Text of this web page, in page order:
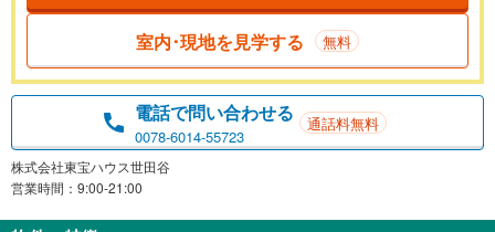
室内･現地を見学する 無料
電話で問い合わせる
0078-6014-55723
通話料無料
株式会社東宝ハウス世田谷
営業時間：9:00-21:00